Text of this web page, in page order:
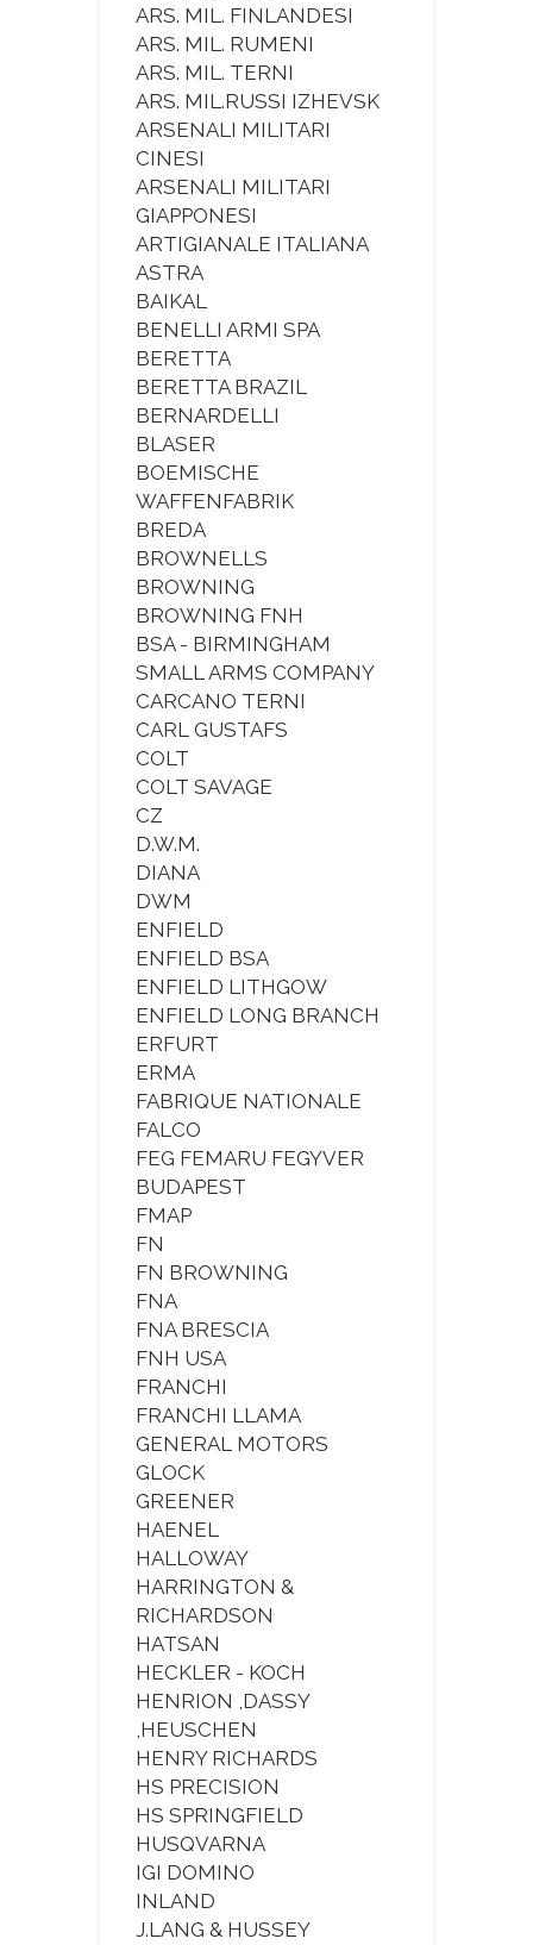
ARS. MIL. FINLANDESI
ARS. MIL. RUMENI
ARS. MIL. TERNI
ARS. MIL.RUSSI IZHEVSK
ARSENALI MILITARI
CINESI
ARSENALI MILITARI
GIAPPONESI
ARTIGIANALE ITALIANA
ASTRA
BAIKAL
BENELLI ARMI SPA
BERETTA
BERETTA BRAZIL
BERNARDELLI
BLASER
BOEMISCHE
WAFFENFABRIK
BREDA
BROWNELLS
BROWNING
BROWNING FNH
BSA - BIRMINGHAM
SMALL ARMS COMPANY
CARCANO TERNI
CARL GUSTAFS
COLT
COLT SAVAGE
CZ
D.W.M.
DIANA
DWM
ENFIELD
ENFIELD BSA
ENFIELD LITHGOW
ENFIELD LONG BRANCH
ERFURT
ERMA
FABRIQUE NATIONALE
FALCO
FEG FEMARU FEGYVER
BUDAPEST
FMAP
FN
FN BROWNING
FNA
FNA BRESCIA
FNH USA
FRANCHI
FRANCHI LLAMA
GENERAL MOTORS
GLOCK
GREENER
HAENEL
HALLOWAY
HARRINGTON &
RICHARDSON
HATSAN
HECKLER - KOCH
HENRION ,DASSY
,HEUSCHEN
HENRY RICHARDS
HS PRECISION
HS SPRINGFIELD
HUSQVARNA
IGI DOMINO
INLAND
J.LANG & HUSSEY